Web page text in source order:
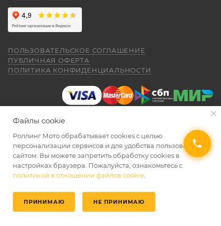
ПОЛЬЗОВАТЕЛЬСКОЕ СОГЛАШЕНИЕ
ПУБЛИЧНАЯ ОФЕРТА
ПОЛИТИКА КОНФИДЕНЦИАЛЬНОСТИ
2026 © Интернет-магазин мототехники Роллинг Мото
Файлы cookie
Роллинг Мото обрабатывает сookies с целью
персонализации сервисов и для удобства пользования
сайтом. Вы можете запретить обработку сookies в
настройках браузера. Пожалуйста, ознакомьтесь с
политикой в отношении файлов cookie
ПРИНИМАЮ НЕ ПРИНИМАЮ